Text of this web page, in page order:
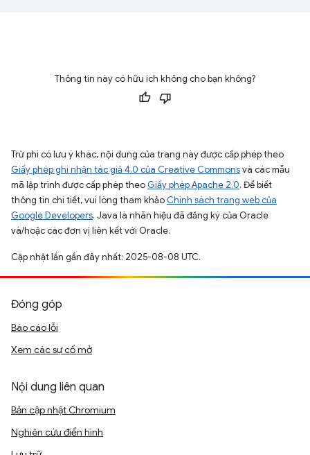
Thông tin này có hữu ích không cho bạn không?
Trừ phi có lưu ý khác, nội dung của trang này được cấp phép theo
Giấy phép ghi nhận tác giả 4.0 của Creative Commonsvà các mẫu
mã lập trình được cấp phép theo Giấy phép Apache 2.0. Để biết
thông tin chi tiết, vui lòng tham khảo Chính sách trang web của
Google Developers. Java là nhãn hiệu đã đăng ký của Oracle
và/hoặc các đơn vị liên kết với Oracle.
Cập nhật lần gần đây nhất: 2025-08-08 UTC.
Đóng góp
Báo cáo lỗi
Xem các sự cố mở
Nội dung liên quan
Bản cập nhật Chromium
Nghiên cứu điển hình